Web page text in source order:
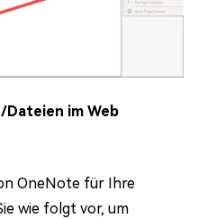
im Web
OneNote für Ihre
wie folgt vor, um